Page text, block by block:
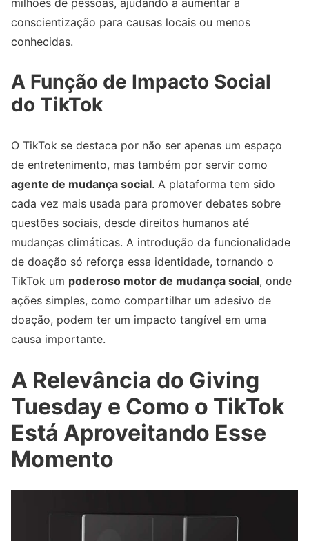
conscientização para causas locais ou menos
conhecidas.
A Função de Impacto Social
do TikTok
O TikTok se destaca por não ser apenas um espaço
de entretenimento, mas também por servir como
agente de mudança social. A plataforma tem sido
cada vez mais usada para promover debates sobre
questões sociais, desde direitos humanos até
mudanças climáticas. A introdução da funcionalidade
de doação só reforça essa identidade, tornando o
TikTok um poderoso motor de mudança social, onde
ações simples, como compartilhar um adesivo de
doação, podem ter um impacto tangível em uma
causa importante.
A Relevância do Giving
Tuesday e Como o TikTok
Está Aproveitando Esse
Momento